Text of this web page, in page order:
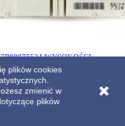
WYSOKOŚCI
J 7P 2010- 7P0907553K
plików cookies
zmienić w
plików